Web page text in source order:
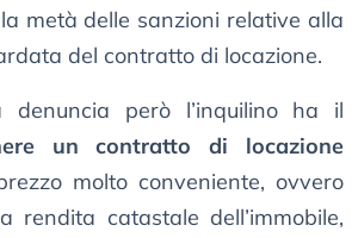
metà delle sanzioni relative alla
del contratto di locazione.
denuncia però l’inquilino ha il
un contratto di locazione
molto conveniente, ovvero
catastale dell’immobile,